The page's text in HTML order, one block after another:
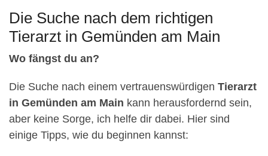
Die Suche nach dem richtigen
Tierarzt in Gemünden am Main
Wo fängst du an?
Die Suche nach einem vertrauenswürdigen Tierarzt
in Gemünden am Main kann herausfordernd sein,
aber keine Sorge, ich helfe dir dabei. Hier sind
einige Tipps, wie du beginnen kannst: